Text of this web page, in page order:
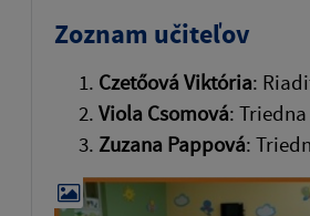
Zoznam učiteľov
Czetőová Viktória:
Viola Csomová:
Zuzana Pappová: